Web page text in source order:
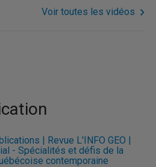
Voir toutes les vidéos
| Revue L'INFO GÉO |
- Spécialités et défis de la
contemporaine